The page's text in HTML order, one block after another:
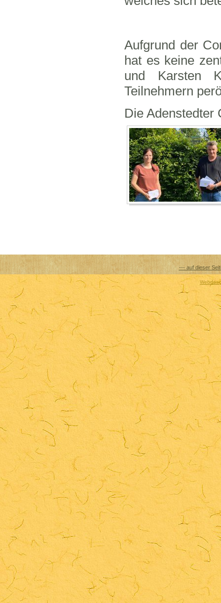
Aufgrund der
hat es keine
und Karsten
Teilnehmern
Die Adenstedter
--- auf dieser